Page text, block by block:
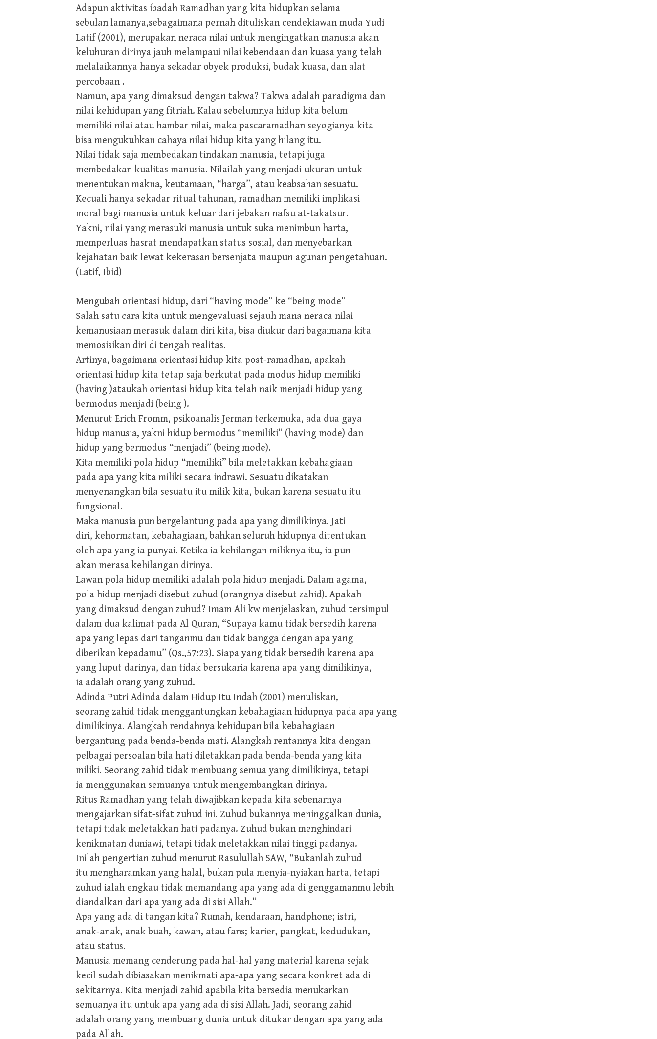
Adapun aktivitas ibadah Ramadhan yang kita hidupkan selama
sebulan lamanya,sebagaimana pernah dituliskan cendekiawan muda Yudi
Latif (2001), merupakan neraca nilai untuk mengingatkan manusia akan
keluhuran dirinya jauh melampaui nilai kebendaan dan kuasa yang telah
melalaikannya hanya sekadar obyek produksi, budak kuasa, dan alat
percobaan .
Namun, apa yang dimaksud dengan takwa? Takwa adalah paradigma dan
nilai kehidupan yang fitriah. Kalau sebelumnya hidup kita belum
memiliki nilai atau hambar nilai, maka pascaramadhan seyogianya kita
bisa mengukuhkan cahaya nilai hidup kita yang hilang itu.
Nilai tidak saja membedakan tindakan manusia, tetapi juga
membedakan kualitas manusia. Nilailah yang menjadi ukuran untuk
menentukan makna, keutamaan, “harga”, atau keabsahan sesuatu.
Kecuali hanya sekadar ritual tahunan, ramadhan memiliki implikasi
moral bagi manusia untuk keluar dari jebakan nafsu at-takatsur.
Yakni, nilai yang merasuki manusia untuk suka menimbun harta,
memperluas hasrat mendapatkan status sosial, dan menyebarkan
kejahatan baik lewat kekerasan bersenjata maupun agunan pengetahuan.
(Latif, Ibid)
Mengubah orientasi hidup, dari “having mode” ke “being mode”
Salah satu cara kita untuk mengevaluasi sejauh mana neraca nilai
kemanusiaan merasuk dalam diri kita, bisa diukur dari bagaimana kita
memosisikan diri di tengah realitas.
Artinya, bagaimana orientasi hidup kita post-ramadhan, apakah
orientasi hidup kita tetap saja berkutat pada modus hidup memiliki
(having )ataukah orientasi hidup kita telah naik menjadi hidup yang
bermodus menjadi (being ).
Menurut Erich Fromm, psikoanalis Jerman terkemuka, ada dua gaya
hidup manusia, yakni hidup bermodus “memiliki” (having mode) dan
hidup yang bermodus “menjadi” (being mode).
Kita memiliki pola hidup “memiliki” bila meletakkan kebahagiaan
pada apa yang kita miliki secara indrawi. Sesuatu dikatakan
menyenangkan bila sesuatu itu milik kita, bukan karena sesuatu itu
fungsional.
Maka manusia pun bergelantung pada apa yang dimilikinya. Jati
diri, kehormatan, kebahagiaan, bahkan seluruh hidupnya ditentukan
oleh apa yang ia punyai. Ketika ia kehilangan miliknya itu, ia pun
akan merasa kehilangan dirinya.
Lawan pola hidup memiliki adalah pola hidup menjadi. Dalam agama,
pola hidup menjadi disebut zuhud (orangnya disebut zahid). Apakah
yang dimaksud dengan zuhud? Imam Ali kw menjelaskan, zuhud tersimpul
dalam dua kalimat pada Al Quran, “Supaya kamu tidak bersedih karena
apa yang lepas dari tanganmu dan tidak bangga dengan apa yang
diberikan kepadamu” (Qs.,57:23). Siapa yang tidak bersedih karena apa
yang luput darinya, dan tidak bersukaria karena apa yang dimilikinya,
ia adalah orang yang zuhud.
Adinda Putri Adinda dalam Hidup Itu Indah (2001) menuliskan,
seorang zahid tidak menggantungkan kebahagiaan hidupnya pada apa yang
dimilikinya. Alangkah rendahnya kehidupan bila kebahagiaan
bergantung pada benda-benda mati. Alangkah rentannya kita dengan
pelbagai persoalan bila hati diletakkan pada benda-benda yang kita
miliki. Seorang zahid tidak membuang semua yang dimilikinya, tetapi
ia menggunakan semuanya untuk mengembangkan dirinya.
Ritus Ramadhan yang telah diwajibkan kepada kita sebenarnya
mengajarkan sifat-sifat zuhud ini. Zuhud bukannya meninggalkan dunia,
tetapi tidak meletakkan hati padanya. Zuhud bukan menghindari
kenikmatan duniawi, tetapi tidak meletakkan nilai tinggi padanya.
Inilah pengertian zuhud menurut Rasulullah SAW, “Bukanlah zuhud
itu mengharamkan yang halal, bukan pula menyia-nyiakan harta, tetapi
zuhud ialah engkau tidak memandang apa yang ada di genggamanmu lebih
diandalkan dari apa yang ada di sisi Allah.”
Apa yang ada di tangan kita? Rumah, kendaraan, handphone; istri,
anak-anak, anak buah, kawan, atau fans; karier, pangkat, kedudukan,
atau status.
Manusia memang cenderung pada hal-hal yang material karena sejak
kecil sudah dibiasakan menikmati apa-apa yang secara konkret ada di
sekitarnya. Kita menjadi zahid apabila kita bersedia menukarkan
semuanya itu untuk apa yang ada di sisi Allah. Jadi, seorang zahid
adalah orang yang membuang dunia untuk ditukar dengan apa yang ada
pada Allah.